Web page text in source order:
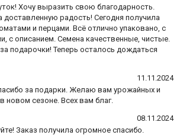
Хочу выразить свою благодарность.
доставленную радость! Сегодня получила
и перцами. Всё отлично упаковано, с
с описанием. Семена качественные, чистые.
подарочки! Теперь осталось дождаться
11.11.2024
за подарки. Желаю вам урожайных и
новом сезоне. Всех вам благ.
08.11.2024
Заказ получила огромное спасибо.